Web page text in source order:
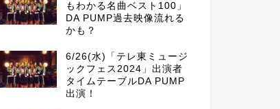
もわかる名曲ベスト100」
DA PUMP過去映像流れる
かも？
6/26(水)「テレ東ミュージ
ックフェス2024」出演者
タイムテーブルDA PUMP
出演！